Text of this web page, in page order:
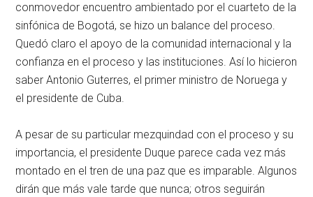
conmovedor encuentro ambientado por el cuarteto de la
sinfónica de Bogotá, se hizo un balance del proceso.
Quedó claro el apoyo de la comunidad internacional y la
confianza en el proceso y las instituciones. Así lo hicieron
saber Antonio Guterres, el primer ministro de Noruega y
el presidente de Cuba.
A pesar de su particular mezquindad con el proceso y su
importancia, el presidente Duque parece cada vez más
montado en el tren de una paz que es imparable. Algunos
dirán que más vale tarde que nunca; otros seguirán